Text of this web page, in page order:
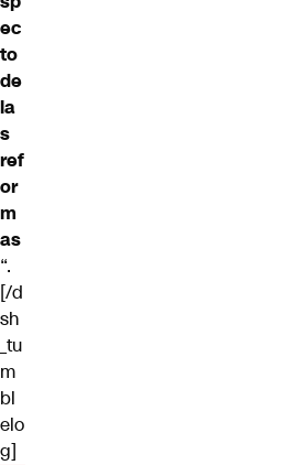
ec
to
de
la
s
ref
or
m
as
“.
[/d
sh
_tu
m
bl
elo
g]